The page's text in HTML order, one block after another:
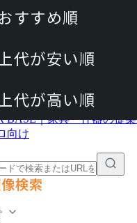
画マニュアル
ト
サイトの商品をカートに追加
検索
すすめ順
上代が安い順
上代が高い順